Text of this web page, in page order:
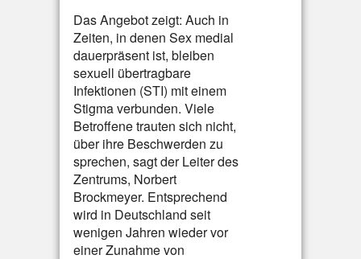
Das Angebot zeigt: Auch in
Zeiten, in denen Sex medial
dauerpräsent ist, bleiben
sexuell übertragbare
Infektionen (STI) mit einem
Stigma verbunden. Viele
Betroffene trauten sich nicht,
über ihre Beschwerden zu
sprechen, sagt der Leiter des
Zentrums, Norbert
Brockmeyer. Entsprechend
wird in Deutschland seit
wenigen Jahren wieder vor
einer Zunahme von